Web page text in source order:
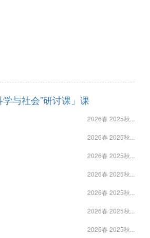
与社会”研讨课」课
2026春 2025秋...
2026春 2025秋...
2026春 2025秋...
2026春 2025秋...
2026春 2025秋...
2026春 2025秋...
2026春 2025秋...